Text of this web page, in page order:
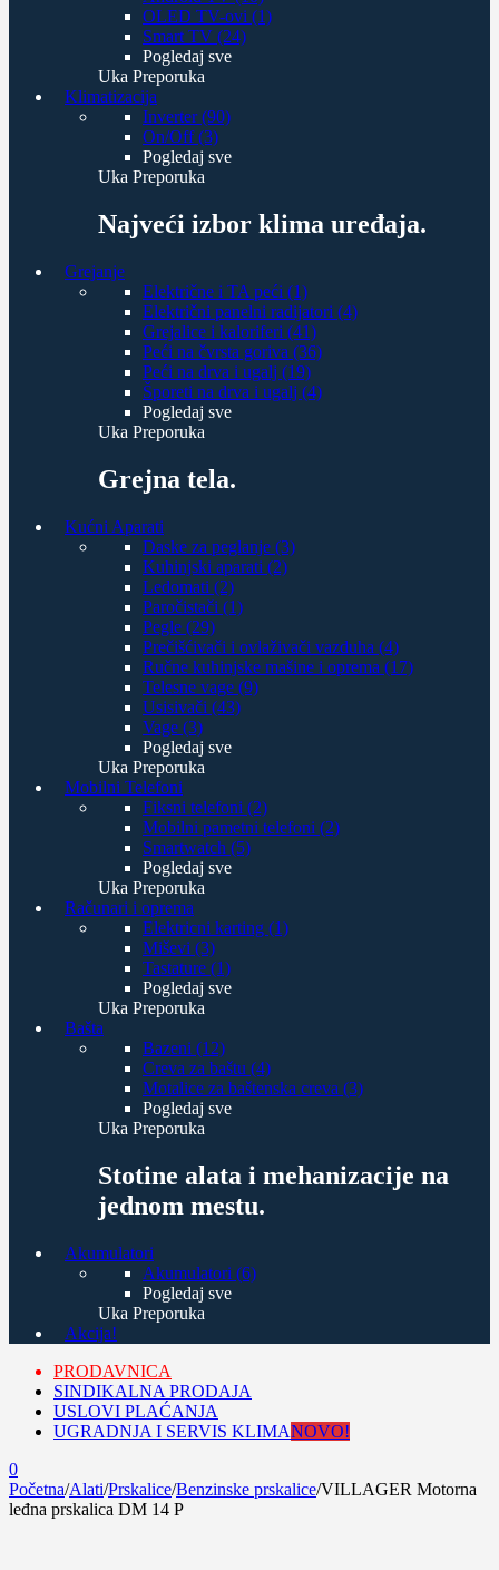
OLED TV-ovi (1)
Smart TV (24)
Pogledaj sve
Uka Preporuka
Klimatizacija
Inverter (90)
On/Off (3)
Pogledaj sve
Uka Preporuka
Najveći izbor klima uređaja.
Grejanje
Električne i TA peći (1)
Električni panelni radijatori (4)
Grejalice i kaloriferi (41)
Peći na čvrsta goriva (36)
Peći na drva i ugalj (19)
Šporeti na drva i ugalj (4)
Pogledaj sve
Uka Preporuka
Grejna tela.
Kućni Aparati
Daske za peglanje (3)
Kuhinjski aparati (2)
Ledomati (2)
Paročistači (1)
Pegle (29)
Prečišćivači i ovlaživači vazduha (4)
Ručne kuhinjske mašine i oprema (17)
Telesne vage (9)
Usisivači (43)
Vage (3)
Pogledaj sve
Uka Preporuka
Mobilni Telefoni
Fiksni telefoni (2)
Mobilni pametni telefoni (2)
Smartwatch (5)
Pogledaj sve
Uka Preporuka
Računari i oprema
Elektricni karting (1)
Miševi (3)
Tastature (1)
Pogledaj sve
Uka Preporuka
Bašta
Bazeni (12)
Creva za baštu (4)
Motalice za baštenska creva (3)
Pogledaj sve
Uka Preporuka
Stotine alata i mehanizacije na
jednom mestu.
Akumulatori
Akumulatori (6)
Pogledaj sve
Uka Preporuka
Akcija!
PRODAVNICA
SINDIKALNA PRODAJA
USLOVI PLAĆANJA
UGRADNJA I SERVIS KLIMANOVO!
0
Početna/Alati/Prskalice/Benzinske prskalice/VILLAGER Motorna
leđna prskalica DM 14 P